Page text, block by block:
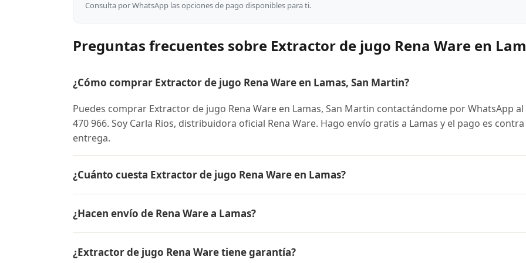
Consulta por WhatsApp las opciones de pago disponibles para ti.
Preguntas frecuentes sobre Extractor de jugo Rena Ware en
¿Cómo comprar Extractor de jugo Rena Ware en Lamas, San Martin?
Puedes comprar Extractor de jugo Rena Ware en Lamas, San Martin contactándome por WhatsApp al
470 966. Soy Carla Rios, distribuidora oficial Rena Ware. Hago envío gratis a Lamas y el pago es contra
entrega.
¿Cuánto cuesta Extractor de jugo Rena Ware en Lamas?
conocer el precio actual, promociones disponibles y facilidades de pago en cuotas desde el 10% de
¿Hacen envío de Rena Ware a Lamas?
contra entrega.
¿Extractor de jugo Rena Ware tiene garantía?